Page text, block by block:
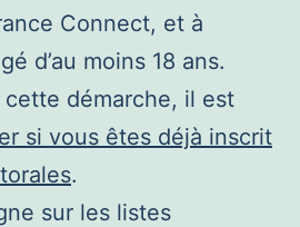
Connect, et à
d’au moins 18 ans.
cette démarche, il est
si vous êtes déjà inscrit
.
sur les listes